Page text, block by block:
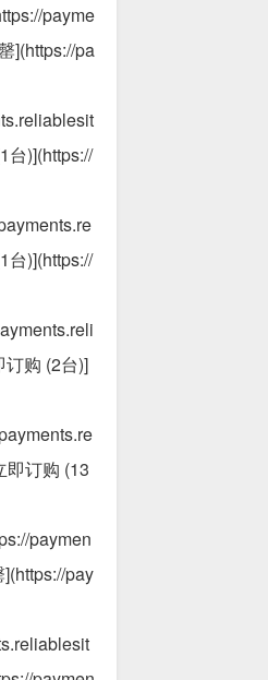
payme
](https://pa
台)](https://
台)](https://
购 (2台)]
即订购 (13
paymen
pay